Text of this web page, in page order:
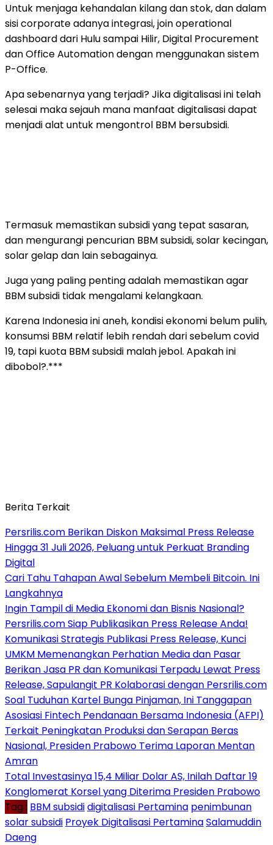
Untuk menjaga kehandalan kilang dan stok, dan dalam
sisi corporate adanya integrasi, join operational
dashboard dari Hulu sampai Hilir, Digital Procurement
dan Office Automation dengan menggunakan sistem
P-Office.
Apa sebenarnya yang terjadi? Jika digitalisasi ini telah
selesai maka sejauh mana manfaat digitalisasi dapat
menjadi alat untuk mengontrol BBM bersubsidi.
Termasuk memastikan subsidi yang tepat sasaran,
dan mengurangi pencurian BBM subsidi, solar kecingan,
solar gelap dan lain sebagainya.
Juga yang paling penting adalah memastikan agar
BBM subsidi tidak mengalami kelangkaan.
Karena Indonesia ini aneh, kondisi ekonomi belum pulih,
konsumsi BBM relatif lebih rendah dari sebelum covid
19, tapi kuota BBM subsidi malah jebol. Apakah ini
dibobol?.***
Berita Terkait
Persrilis.com Berikan Diskon Maksimal Press Release
Hingga 31 Juli 2026, Peluang untuk Perkuat Branding
Digital
Cari Tahu Tahapan Awal Sebelum Membeli Bitcoin. Ini
Langkahnya
Ingin Tampil di Media Ekonomi dan Bisnis Nasional?
Persrilis.com Siap Publikasikan Press Release Anda!
Komunikasi Strategis Publikasi Press Release, Kunci
UMKM Memenangkan Perhatian Media dan Pasar
Berikan Jasa PR dan Komunikasi Terpadu Lewat Press
Release, Sapulangit PR Kolaborasi dengan Persrilis.com
Soal Tuduhan Kartel Bunga Pinjaman, Ini Tanggapan
Asosiasi Fintech Pendanaan Bersama Indonesia (AFPI)
Terkait Peningkatan Produksi dan Serapan Beras
Nasional, Presiden Prabowo Terima Laporan Mentan
Amran
Total Investasinya 15,4 Miliar Dolar AS, Inilah Daftar 19
Konglomerat Korsel yang Diterima Presiden Prabowo
Tag : BBM subsididigitalisasi Pertamina penimbunan
solar subsidi Proyek Digitalisasi PertaminaSalamuddin
Daeng